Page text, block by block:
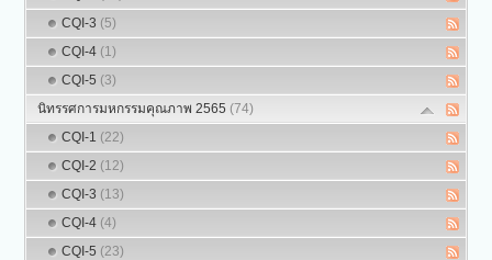
CQI-3 (5)
CQI-4 (1)
CQI-5 (3)
นิทรรศการมหกรรมคุณภาพ 2565 (74)
CQI-1 (22)
CQI-2 (12)
CQI-3 (13)
CQI-4 (4)
CQI-5 (23)